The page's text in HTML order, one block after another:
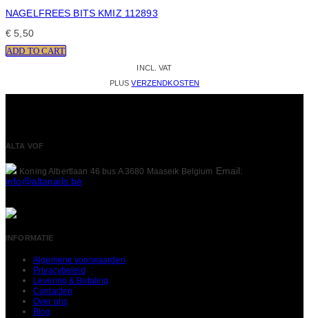
NAGELFREES BITS KMIZ 112893
€ 5,50
ADD TO CART
INCL. VAT
PLUSVERZENDKOSTEN
ALTA VOF
Koning Albertlaan 46 bus A 3680 Maaseik Belgium Email:
info@altanails.be
INFORMATIE
Algemene voorwaarden
Privacybeleid
Levering & Betaling
Contacten
Over ons
Blog